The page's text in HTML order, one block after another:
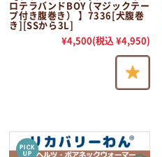
ロテラバンドBOY (マジックテー
プ付き腹巻き） 】7336[犬腹巻
き][SSから3L]
¥4,500(税込 ¥4,950)